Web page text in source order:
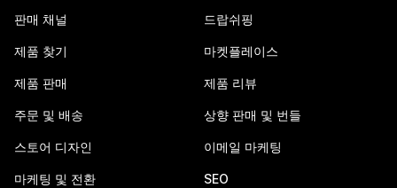
판매 채널
제품 찾기
제품 판매
주문 및 배송
스토어 디자인
마케팅 및 전환
드랍쉬핑
마켓플레이스
제품 리뷰
상향 판매 및 번들
이메일 마케팅
SEO